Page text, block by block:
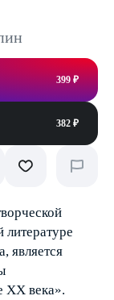
399 ₽
382 ₽
литературе
является
ХХ века».